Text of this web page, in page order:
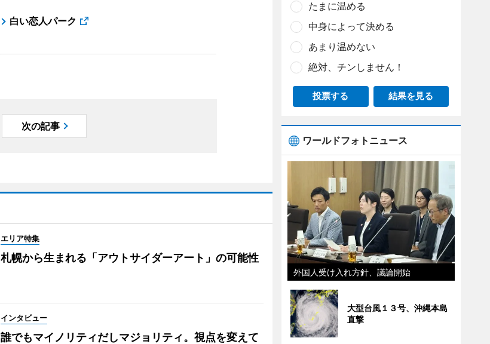
白い恋人パーク
次の記事
エリア特集
札幌から生まれる「アウトサイダーアート」の可能性
インタビュー
誰でもマイノリティだしマジョリティ。視点を変えて
たまに温める
中身によって決める
あまり温めない
絶対、チンしません！
投票する 結果を見る
ワールドフォトニュース
外国人受け入れ方針、議論開始
大型台風１３号、沖縄本島
直撃